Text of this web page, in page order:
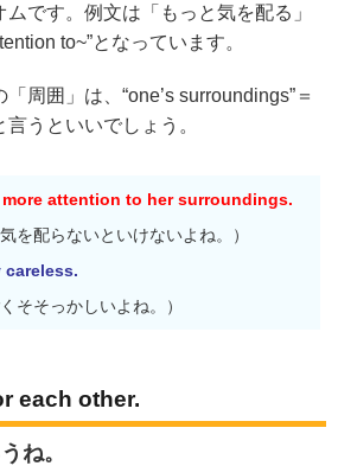
です。例文は「もっと気を配る」
to~”となっています。
「周囲」は、“one’s surroundings”＝
言うといいでしょう。
attention to her surroundings.
を配らないといけないよね。）
careless.
そそっかしいよね。）
each other.
ね。